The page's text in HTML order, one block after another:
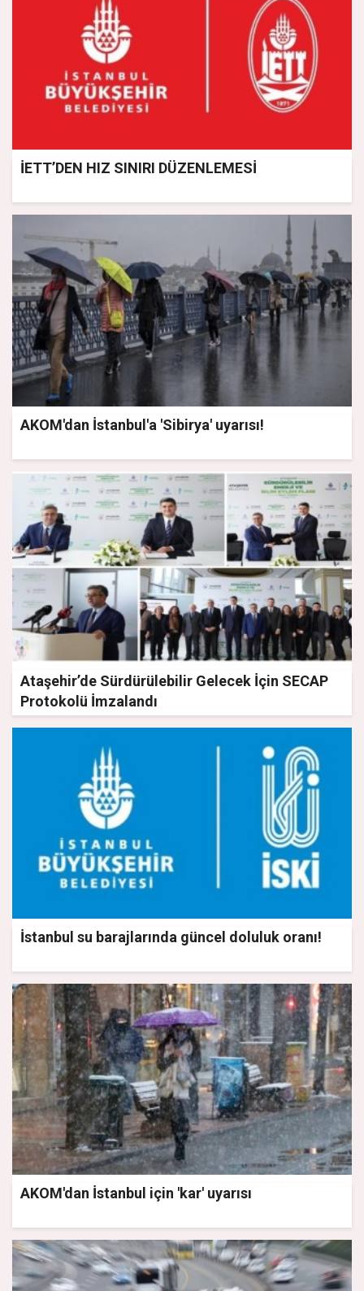
İETT’DEN HIZ SINIRI DÜZENLEMESİ
AKOM'dan İstanbul'a 'Sibirya' uyarısı!
Ataşehir’de Sürdürülebilir Gelecek İçin SECAP
Protokolü İmzalandı
İstanbul su barajlarında güncel doluluk oranı!
AKOM'dan İstanbul için 'kar' uyarısı